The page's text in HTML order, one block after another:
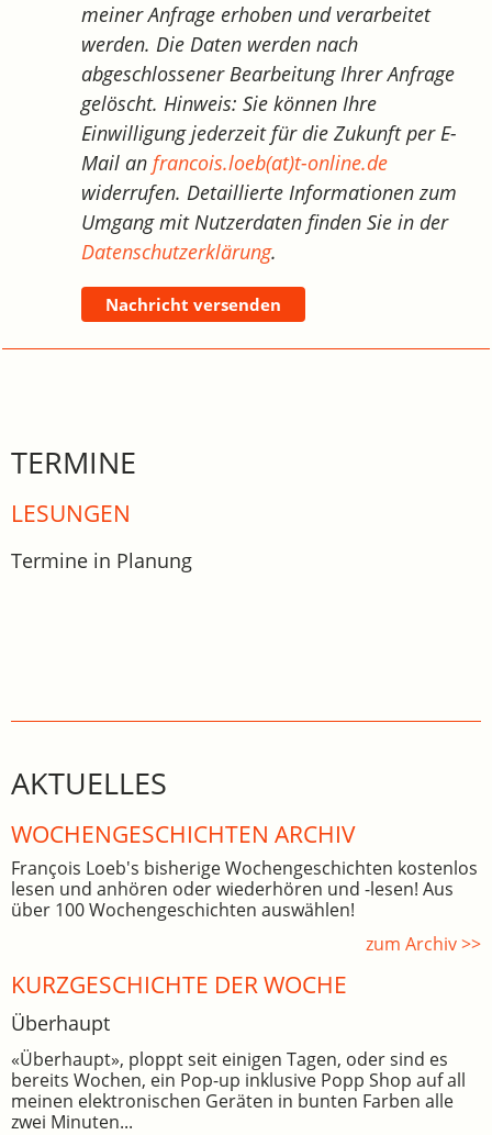
meiner Anfrage erhoben und verarbeitet
werden. Die Daten werden nach
abgeschlossener Bearbeitung Ihrer Anfrage
gelöscht. Hinweis: Sie können Ihre
Einwilligung jederzeit für die Zukunft per E-
Mail anfrancois.loeb(at)t-online.de
widerrufen. Detaillierte Informationen zum
Umgang mit Nutzerdaten finden Sie in der
Datenschutzerklärung.
Nachricht versenden
TERMINE
LESUNGEN
Termine in Planung
AKTUELLES
WOCHEN­GE­SCHICHTEN ARCHIV
François Loeb's bisherige Wochengeschichten kostenlos
lesen und anhören oder wiederhören und -lesen! Aus
über 100 Wochengeschichten auswählen!
zum Archiv >>
KURZGESCHICHTE DER WOCHE
Überhaupt
«Überhaupt», ploppt seit einigen Tagen, oder sind es
bereits Wochen, ein Pop-up inklusive Popp Shop auf all
meinen elektronischen Geräten in bunten Farben alle
zwei Minuten...